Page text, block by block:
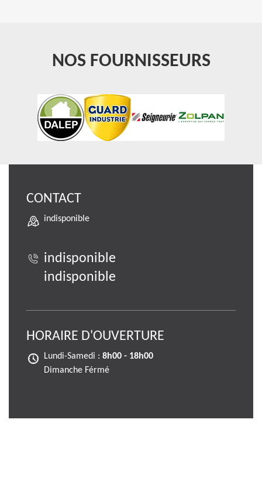
NOS FOURNISSEURS
CONTACT
indisponible
indisponible
indisponible
HORAIRE D'OUVERTURE
Lundi-Samedi : 8h00 - 18h00
Dimanche Férmé